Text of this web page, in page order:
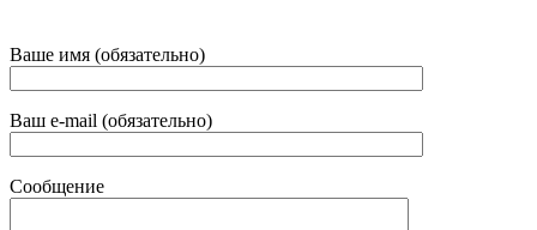
Ваше имя (обязательно)
Ваш e-mail (обязательно)
Сообщение